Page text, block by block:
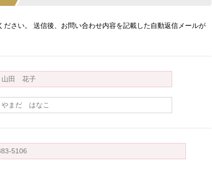
さい。 送信後、お問い合わせ内容を記載した自動返信メールが